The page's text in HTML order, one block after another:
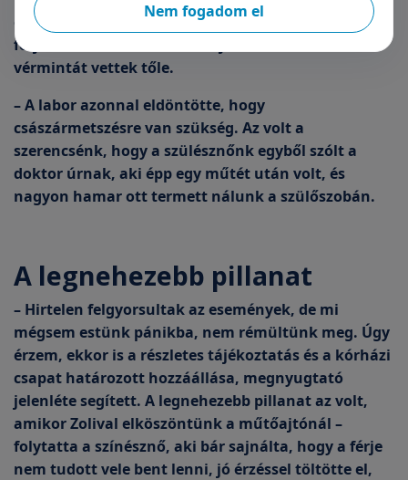
édesanya, aki éppen egy CTG-vizsgálatra érkezett a
férjével, amikor a szülésznő javaslatára vizelet- és
vérmintát vettek tőle.
– A labor azonnal eldöntötte, hogy
császármetszésre van szükség. Az volt a
szerencsénk, hogy a szülésznőnk egyből szólt a
doktor úrnak, aki épp egy műtét után volt, és
nagyon hamar ott termett nálunk a szülőszobán.
A legnehezebb pillanat
– Hirtelen felgyorsultak az események, de mi
mégsem estünk pánikba, nem rémültünk meg. Úgy
érzem, ekkor is a részletes tájékoztatás és a kórházi
csapat határozott hozzáállása, megnyugtató
jelenléte segített. A legnehezebb pillanat az volt,
amikor Zolival elköszöntünk a műtőajtónál –
folytatta a színésznő, aki bár sajnálta, hogy a férje
nem tudott vele bent lenni, jó érzéssel töltötte el,
Nem fogadom el